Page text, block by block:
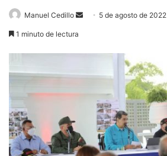
Manuel Cedillo
Send 5 de agosto de 2022
1 minuto de lectura